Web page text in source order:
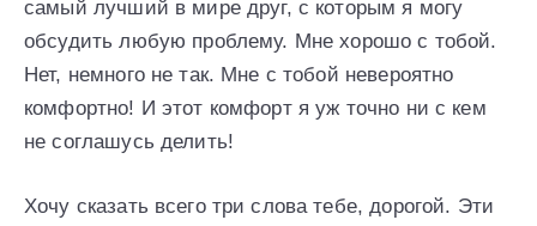
самый лучший в мире друг, с которым я могу
обсудить любую проблему. Мне хорошо с тобой.
Нет, немного не так. Мне с тобой невероятно
комфортно! И этот комфорт я уж точно ни с кем
не соглашусь делить!
Хочу сказать всего три слова тебе, дорогой. Эти